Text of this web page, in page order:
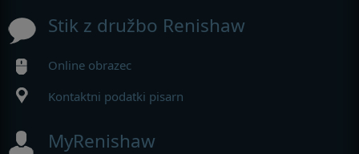
Stik z družbo Renishaw
Online obrazec
Kontaktni podatki pisarn
MyRenishaw